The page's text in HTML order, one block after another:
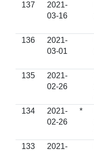
137
2021-
03-16
136
2021-
03-01
135
2021-
02-26
134
2021-
02-26
*
133
2021-